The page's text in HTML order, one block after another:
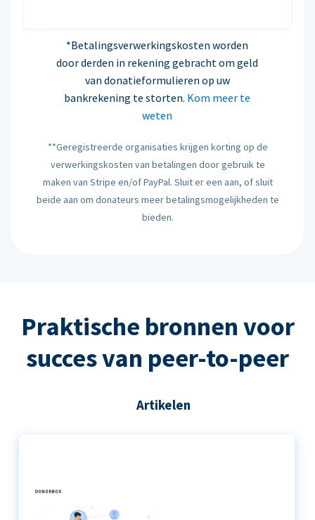
*Betalingsverwerkingskosten worden
door derden in rekening gebracht om geld
van donatieformulieren op uw
bankrekening te storten. Kom meer te
weten
**Geregistreerde organisaties krijgen korting op de
verwerkingskosten van betalingen door gebruik te
maken van Stripe en/of PayPal. Sluit er een aan, of sluit
beide aan om donateurs meer betalingsmogelijkheden te
bieden.
Praktische bronnen voor
succes van peer-to-peer
Artikelen